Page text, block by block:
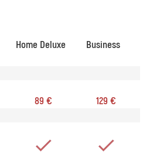
Home Deluxe Business
89 €
129 €